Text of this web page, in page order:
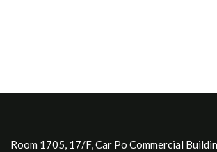
Room 1705, 17/F, Car Po Commercial